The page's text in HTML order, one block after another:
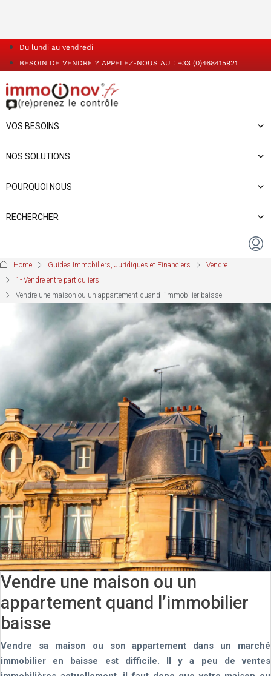
Du lundi au vendredi
BESOIN DE VENDRE ? APPELEZ-NOUS AU : +33 (0)468415921
VOS BESOINS
NOS SOLUTIONS
POURQUOI NOUS
RECHERCHER
Home Guides Immobiliers, Juridiques et Financiers
Vendre
1- Vendre entre particuliers
Vendre une maison ou un appartement quand l’immobilier baisse
Vendre une maison ou un
appartement quand l’immobilier
baisse
Vendre sa maison ou son appartement dans un marché
immobilier en baisse est difficile. Il y a peu de ventes